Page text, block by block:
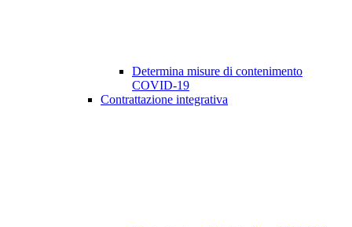
Determina misure di contenimento
COVID-19
Contrattazione integrativa